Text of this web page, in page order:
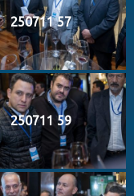
250711 57
250711 59